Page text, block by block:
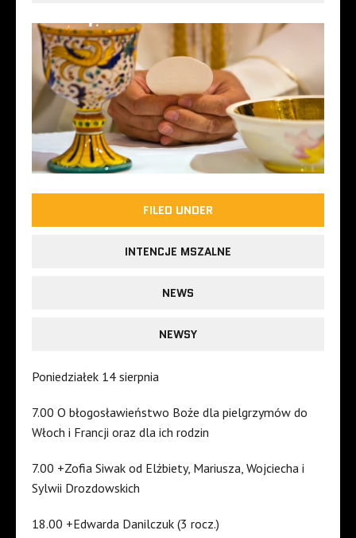
FILED UNDER
INTENCJE MSZALNE
NEWS
NEWSY
Poniedziałek 14 sierpnia
7.00 O błogosławieństwo Boże dla pielgrzymów do
Włoch i Francji oraz dla ich rodzin
7.00 +Zofia Siwak od Elżbiety, Mariusza, Wojciecha i
Sylwii Drozdowskich
18.00 +Edwarda Danilczuk (3 rocz.)